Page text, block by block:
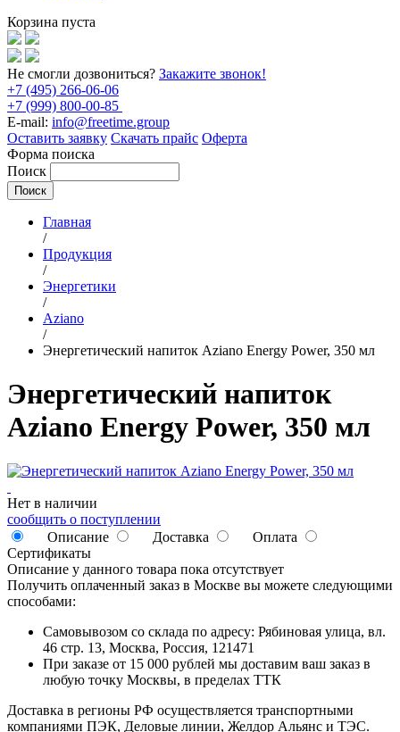
Корзина пуста
Не смогли дозвониться? Закажите звонок!
+7 (495) 266-06-06
+7 (999) 800-00-85
E-mail: info@freetime.group
Оставить заявку Скачать прайс Оферта
Форма поиска
Поиск
Главная
/
Продукция
/
Энергетики
/
Aziano
/
Энергетический напиток Aziano Energy Power, 350 мл
Энергетический напиток
Aziano Energy Power, 350 мл
Нет в наличии
сообщить о поступлении
Описание
Доставка
Оплата
Сертификаты
Описание у данного товара пока отсутствует
Получить оплаченный заказ в Москве вы можете следующими
способами:
Самовывозом со склада по адресу: Рябиновая улица, вл.
46 стр. 13, Москва, Россия, 121471
При заказе от 15 000 рублей мы доставим ваш заказ в
любую точку Москвы, в пределах ТТК
Доставка в регионы РФ осуществляется транспортными
компаниями ПЭК, Деловые линии, Желдор Альянс и ТЭС.